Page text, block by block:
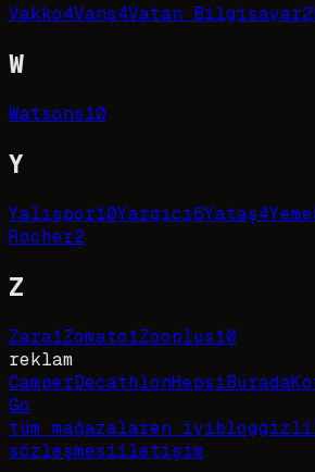
Vakko4Vans4Vatan Bilgisayar2
W
Watsons10
Y
Yalıspor10Yargıcı6Yataş4
Rocher2
Z
Zara1Zomato1Zooplus10
reklam
CamperDecathlonHepsiBurada
Go
tüm mağazalaren iyiblog
sözleşmesiiletişim